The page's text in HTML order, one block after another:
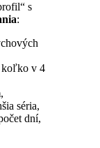
s
:
koľko v 4
séria,
dní,